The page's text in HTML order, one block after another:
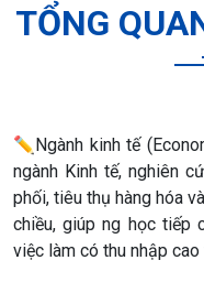
TỔNG
✏️ Ngành kinh tế
ngành Kinh tế, nghiên
phối, tiêu thụ hàng hóa
chiều, giúp ng học
việc làm có thu nhập